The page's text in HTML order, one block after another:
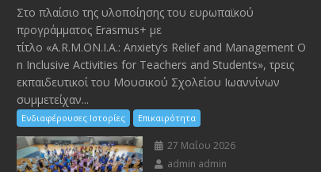
Στο πλαίσιο της υλοποίησης του ευρωπαϊκού
προγράμματος Erasmus+ με
τίτλο «A.R.M.ON.I.A.: Anxiety’s Relief and Management O
n Inclusive Activities for Teachers and Students», τρεις
εκπαιδευτικοί του Μουσικού Σχολείου Ιωαννίνων
συμμετείχαν...
Ενδιαφέρουσες Ιστορίες Επικαιρότητα
27 Μαΐου 2026
admin admin